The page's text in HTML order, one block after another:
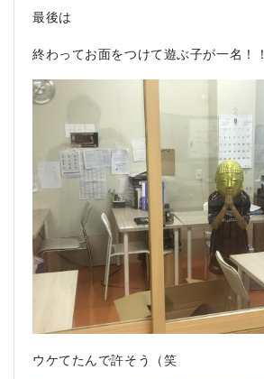
最後は
終わってお面をつけて遊ぶ子が一名！！
ウケてたんで許そう（笑